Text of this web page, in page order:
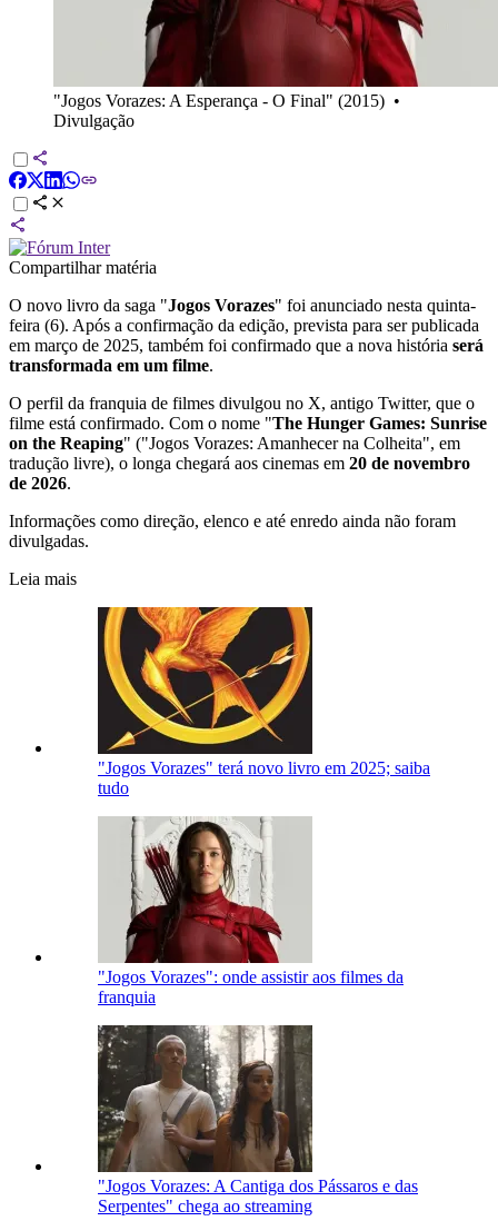
"Jogos Vorazes: A Esperança - O Final" (2015) •
Divulgação
Compartilhar matéria
O novo livro da saga "Jogos Vorazes" foi anunciado nesta quinta-
feira (6). Após a confirmação da edição, prevista para ser publicada
em março de 2025, também foi confirmado que a nova história será
transformada em um filme.
O perfil da franquia de filmes divulgou no X, antigo Twitter, que o
filme está confirmado. Com o nome "The Hunger Games: Sunrise
on the Reaping" ("Jogos Vorazes: Amanhecer na Colheita", em
tradução livre), o longa chegará aos cinemas em 20 de novembro
de 2026.
Informações como direção, elenco e até enredo ainda não foram
divulgadas.
Leia mais
"Jogos Vorazes" terá novo livro em 2025; saiba
tudo
"Jogos Vorazes": onde assistir aos filmes da
franquia
"Jogos Vorazes: A Cantiga dos Pássaros e das
Serpentes" chega ao streaming